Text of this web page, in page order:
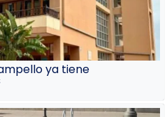
ya tiene